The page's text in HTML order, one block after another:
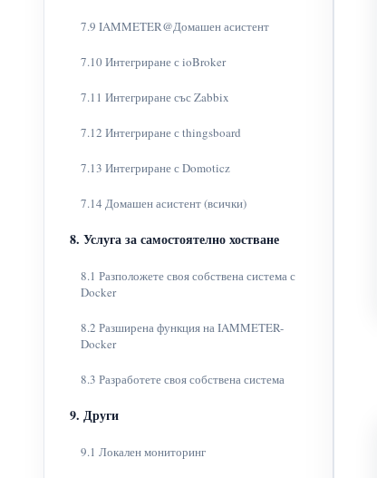
7.9 IAMMETER@Домашен асистент
7.10 Интегриране с ioBroker
7.11 Интегриране със Zabbix
7.12 Интегриране с thingsboard
7.13 Интегриране с Domoticz
7.14 Домашен асистент (всички)
8. Услуга за самостоятелно хостване
8.1 Разположете своя собствена система с
Docker
8.2 Разширена функция на IAMMETER-
Docker
8.3 Разработете своя собствена система
9. Други
9.1 Локален мониторинг